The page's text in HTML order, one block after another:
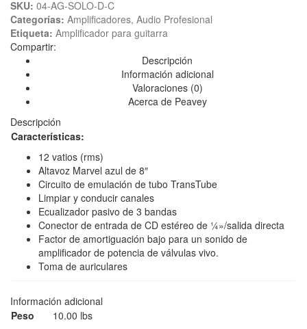
SKU: 04-AG-SOLO-D-C
Categorías: Amplificadores, Audio Profesional
Etiqueta: Amplificador para guitarra
Compartir:
Descripción
Información adicional
Valoraciones (0)
Acerca de Peavey
Descripción
Características:
12 vatios (rms)
Altavoz Marvel azul de 8″
Circuito de emulación de tubo TransTube
Limpiar y conducir canales
Ecualizador pasivo de 3 bandas
Conector de entrada de CD estéreo de ¼»/salida directa
Factor de amortiguación bajo para un sonido de
amplificador de potencia de válvulas vivo.
Toma de auriculares
Información adicional
Peso
10.00 lbs